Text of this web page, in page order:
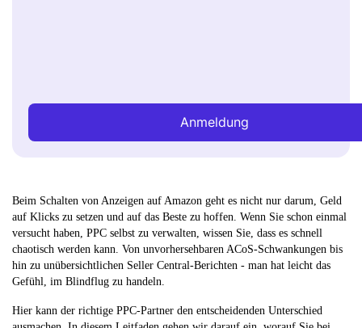
Anmeldung
Beim Schalten von Anzeigen auf Amazon geht es nicht nur darum, Geld
auf Klicks zu setzen und auf das Beste zu hoffen. Wenn Sie schon einmal
versucht haben, PPC selbst zu verwalten, wissen Sie, dass es schnell
chaotisch werden kann. Von unvorhersehbaren ACoS-Schwankungen bis
hin zu unübersichtlichen Seller Central-Berichten - man hat leicht das
Gefühl, im Blindflug zu handeln.
Hier kann der richtige PPC-Partner den entscheidenden Unterschied